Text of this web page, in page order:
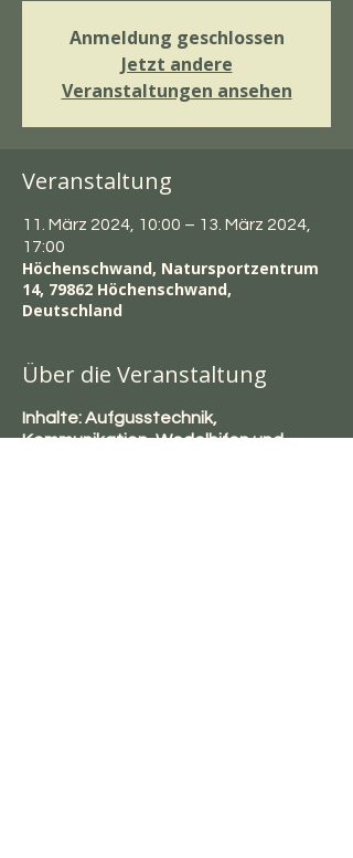
Anmeldung geschlossen
Jetzt andere
Veranstaltungen ansehen
Veranstaltung
11. März 2024, 10:00 – 13. März 2024,
17:00
Höchenschwand, Natursportzentrum
14, 79862 Höchenschwand,
Deutschland
Über die Veranstaltung
Inhalte: Aufgusstechnik,
Kommunikation, Wedelhifen und